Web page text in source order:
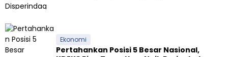
Ekonomi
Pertahankan Posisi 5 Besar Nasional,